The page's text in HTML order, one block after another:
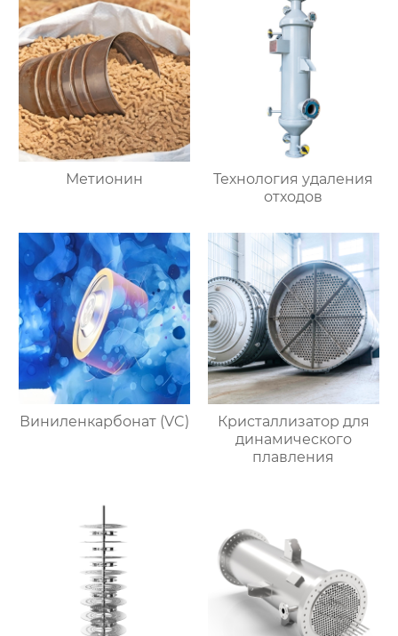
Метионин
Технология удаления
отходов
Виниленкарбонат (VC)
Кристаллизатор для
динамического
плавления